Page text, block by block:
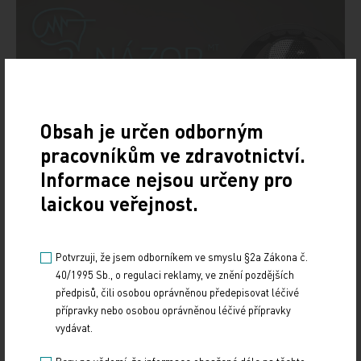
Obsah je určen odborným
pracovníkům ve zdravotnictví.
Informace nejsou určeny pro
laickou veřejnost.
Potvrzuji, že jsem odborníkem ve smyslu §2a Zákona č.
40/1995 Sb., o regulaci reklamy, ve znění pozdějších
předpisů, čili osobou oprávněnou předepisovat léčivé
přípravky nebo osobou oprávněnou léčivé přípravky
vydávat.